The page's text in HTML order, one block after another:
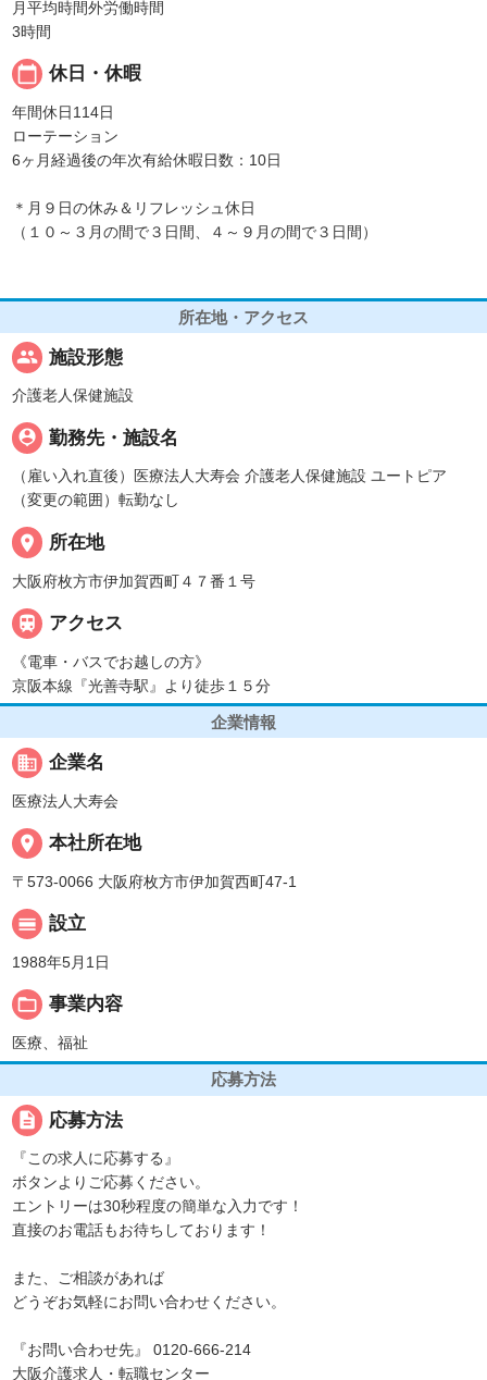
月平均時間外労働時間
3時間
calendar_today 休日・休暇
年間休日114日
ローテーション
6ヶ月経過後の年次有給休暇日数：10日
＊月９日の休み＆リフレッシュ休日
（１０～３月の間で３日間、４～９月の間で３日間）
所在地・アクセス
people 施設形態
介護老人保健施設
person_pin 勤務先・施設名
（雇い入れ直後）医療法人大寿会 介護老人保健施設 ユートピア
（変更の範囲）転勤なし
place 所在地
大阪府枚方市伊加賀西町４７番１号
 アクセス
《電車・バスでお越しの方》
京阪本線『光善寺駅』より徒歩１５分
企業情報
business 企業名
医療法人大寿会
place 本社所在地
〒573-0066 大阪府枚方市伊加賀西町47-1
calendar_view_day 設立
1988年5月1日
folder_open 事業内容
医療、福祉
応募方法
description 応募方法
『この求人に応募する』
ボタンよりご応募ください。
エントリーは30秒程度の簡単な入力です！
直接のお電話もお待ちしております！
また、ご相談があれば
どうぞお気軽にお問い合わせください。
『お問い合わせ先』 0120-666-214
大阪介護求人・転職センター